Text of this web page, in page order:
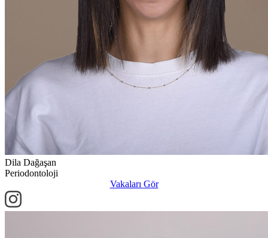
Dila Dağaşan
Periodontoloji
Vakaları Gör